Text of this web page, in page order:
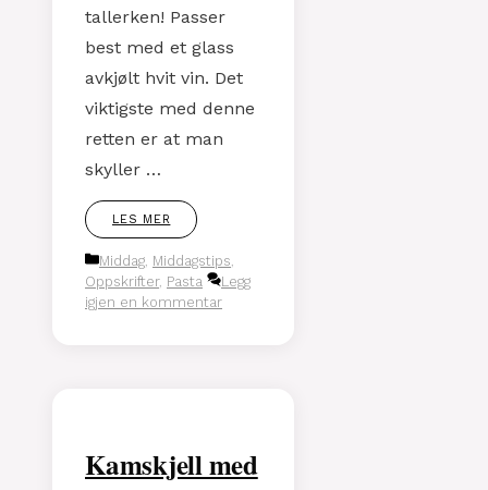
tallerken! Passer
best med et glass
avkjølt hvit vin. Det
viktigste med denne
retten er at man
skyller …
LES MER
Kategorier
Middag Middagstips
Oppskrifter, Pasta
Legg
igjen en kommentar
Kamskjell med